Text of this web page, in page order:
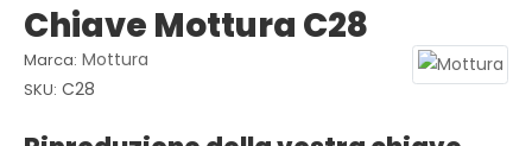
Chiave Mottura C28
Marca: Mottura
SKU: C28